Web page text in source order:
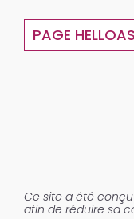
PAGE
Ce site a été
afin de réduire sa